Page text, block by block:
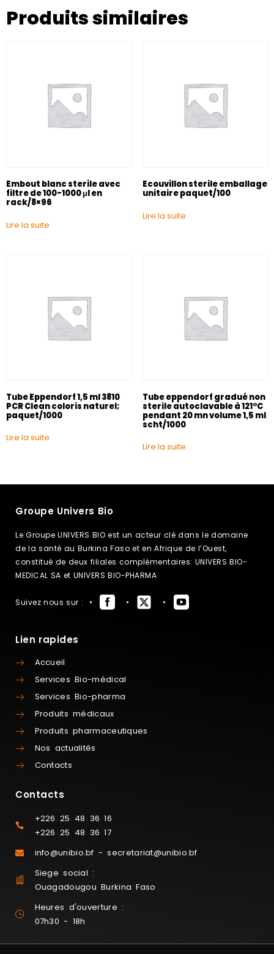
Produits similaires
Embout blanc sterile avec
filtre de 100-1000 μl en
rack/8×96
Lire la suite
Ecouvillon sterile emballage
unitaire paquet/100
Lire la suite
Tube Eppendorf 1,5 ml 3810
PCR Clean coloris naturel;
paquet/1000
Lire la suite
Tube eppendorf gradué non
sterile autoclavable à 121°C
pendant 20 mn volume 1,5 ml
scht/1000
Lire la suite
Groupe Univers Bio
Le Groupe UNIVERS BIO est un acteur clé dans le domaine
de la santé au Burkina Faso et en Afrique de l’Ouest,
constitué de deux filiales complémentaires: UNIVERS BIO-
MEDICAL SA et UNIVERS BIO-PHARMA
Suivez nous sur :
Lien rapides
Accueil
Services Bio-médical
Services Bio-pharma
Produits médicaux
Produits pharmaceutiques
Nos actualités
Contacts
Contacts
+226 25 48 36 16
+226 25 48 36 17
info@unibio.bf - secretariat@unibio.bf
Siege social :
Ouagadougou Burkina Faso
Heures d'ouverture :
07h30 - 18h